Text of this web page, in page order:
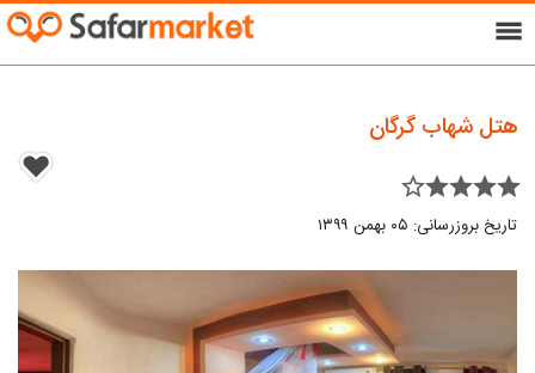
menu
هتل شهاب گرگان
star_border star star star star
تاریخ بروزرسانی: ۰۵ بهمن ۱۳۹۹